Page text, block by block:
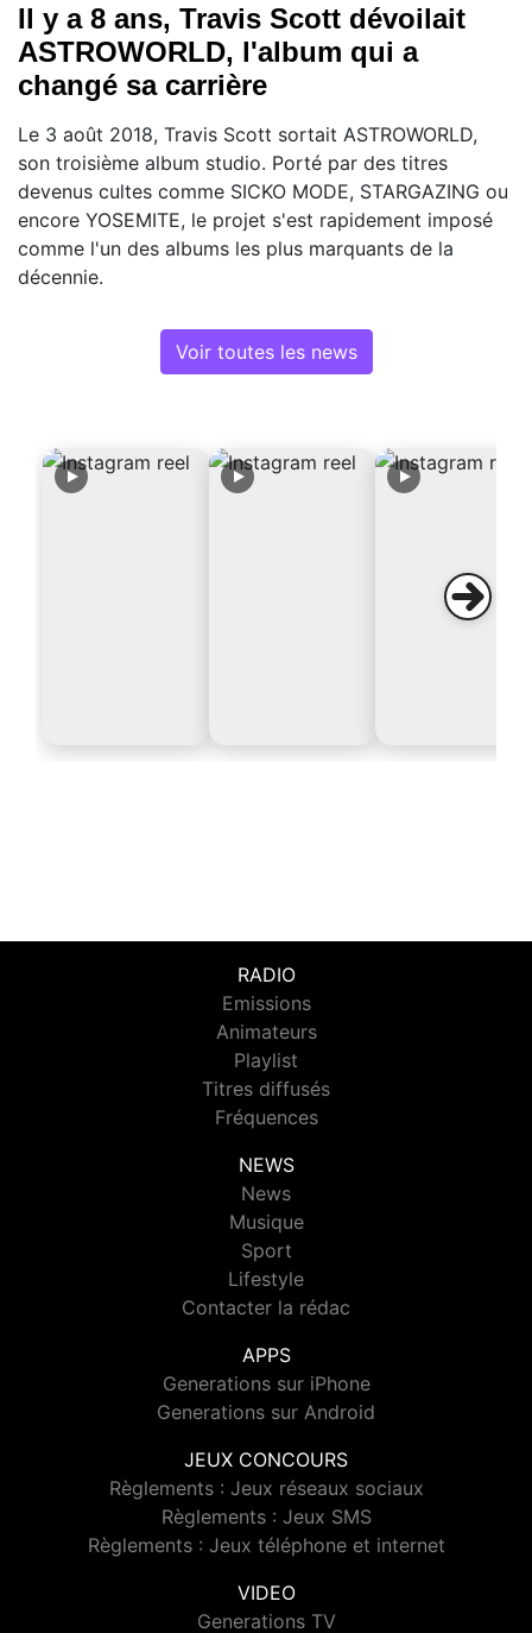
Il y a 8 ans, Travis Scott dévoilait
ASTROWORLD, l'album qui a
changé sa carrière
Le 3 août 2018, Travis Scott sortait ASTROWORLD,
son troisième album studio. Porté par des titres
devenus cultes comme SICKO MODE, STARGAZING ou
encore YOSEMITE, le projet s'est rapidement imposé
comme l'un des albums les plus marquants de la
décennie.
Voir toutes les news
RADIO
Emissions
Animateurs
Playlist
Titres diffusés
Fréquences
NEWS
News
Musique
Sport
Lifestyle
Contacter la rédac
APPS
Generations sur iPhone
Generations sur Android
JEUX CONCOURS
Règlements : Jeux réseaux sociaux
Règlements : Jeux SMS
Règlements : Jeux téléphone et internet
VIDEO
Generations TV